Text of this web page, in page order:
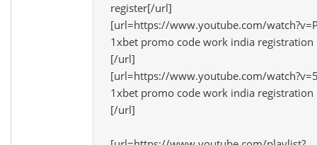
register[/url]
[url=https://www.youtube.com/
1xbet promo code work india registration
[/url]
[url=https://www.youtube.com/
1xbet promo code work india registration
[/url]